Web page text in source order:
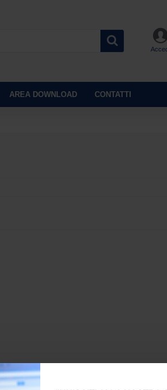
AREA DOWNLOAD CONTATTI